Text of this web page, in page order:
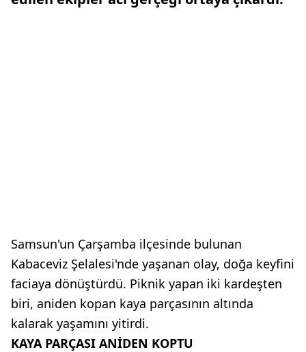
Samsun'un Çarşamba ilçesinde bulunan
Kabaceviz Şelalesi'nde yaşanan olay, doğa keyfini
faciaya dönüştürdü. Piknik yapan iki kardeşten
biri, aniden kopan kaya parçasının altında
kalarak yaşamını yitirdi.
KAYA PARÇASI ANİDEN KOPTU